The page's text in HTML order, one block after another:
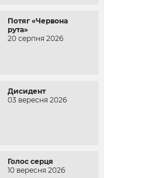
Потяг «Червона
рута»
20 серпня 2026
Дисидент
03 вересня 2026
Голос серця
10 вересня 2026